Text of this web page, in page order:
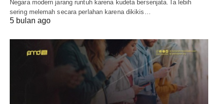
Negara modern jarang runtuh karena kudeta bersenjata. Ia lebih
sering melemah secara perlahan karena dikikis…
5 bulan ago